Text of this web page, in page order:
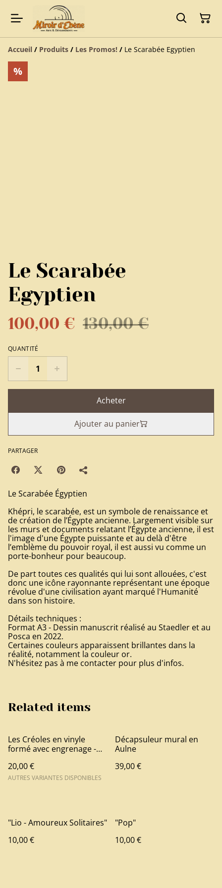
Accueil / Produits / Les Promos! / Le Scarabée Egyptien
%
Le Scarabée
Egyptien
100,00 € 130,00 €
QUANTITÉ
Acheter
Ajouter au panier
PARTAGER
Le Scarabée Égyptien
Khépri, le scarabée, est un symbole de renaissance et
de création de l’Égypte ancienne. Largement visible sur
les murs et documents relatant l’Égypte ancienne, il est
l'image d'une Égypte puissante et au delà d'être
l’emblème du pouvoir royal, il est aussi vu comme un
porte-bonheur pour beaucoup.
De part toutes ces qualités qui lui sont allouées, c'est
donc une icône rayonnante représentant une époque
révolue d'une civilisation ayant marqué l'Humanité
dans son histoire.
Détails techniques :
Format A3 - Dessin manuscrit réalisé au Staedler et au
Posca en 2022.
Certaines couleurs apparaissent brillantes dans la
réalité, notamment la couleur or.
N'hésitez pas à me contacter pour plus d'infos.
Related items
Les Créoles en vinyle
formé avec engrenage -
20,00 €
AUTRES VARIANTES DISPONIBLES
Décapsuleur mural en
Aulne
39,00 €
"Lio - Amoureux Solitaires"
10,00 €
"Pop"
10,00 €